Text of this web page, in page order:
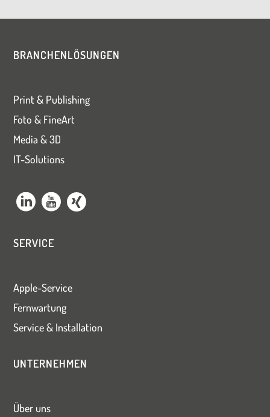
dieses
Feld
BRANCHENLÖSUNGEN
Print & Publishing
Foto & FineArt
Media & 3D
IT-Solutions
SERVICE
Apple-Service
Fernwartung
Service & Installation
UNTERNEHMEN
Über uns